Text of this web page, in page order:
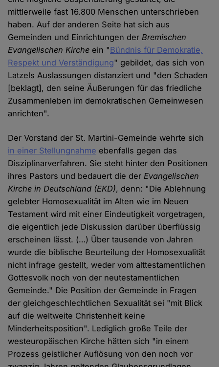
mittlerweile fast 16.800 Menschen unterschrieben
haben. Auf der anderen Seite hat sich aus
Gemeinden und Einrichtungen derBremischen
Evangelischen Kirche ein "Bündnis für Demokratie,
Respekt und Verständigung" gebildet, das sich von
Latzels Auslassungen distanziert und "den Schaden
[beklagt], den seine Äußerungen für das friedliche
Zusammenleben im demokratischen Gemeinwesen
anrichten".
Der Vorstand der St. Martini-Gemeinde wehrte sich
in einer Stellungnahme ebenfalls gegen das
Disziplinarverfahren. Sie steht hinter den Positionen
ihres Pastors und bedauert die derEvangelischen
Kirche in Deutschland (EKD), denn: "Die Ablehnung
gelebter Homosexualität im Alten wie im Neuen
Testament wird mit einer Eindeutigkeit vorgetragen,
die eigentlich jede Diskussion darüber überflüssig
erscheinen lässt. (…) Über tausende von Jahren
wurde die biblische Beurteilung der Homosexualität
nicht infrage gestellt, weder vom alttestamentlichen
Gottesvolk noch von der neutestamentlichen
Gemeinde." Die Position der Gemeinde in Fragen
der gleichgeschlechtlichen Sexualität sei "mit Blick
auf die weltweite Christenheit keine
Minderheitsposition". Lediglich große Teile der
westeuropäischen Kirche hätten sich "in einem
Prozess geistlicher Auflösung von den noch vor